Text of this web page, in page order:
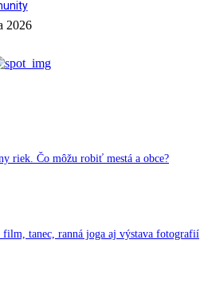
2026
riek. Čo môžu robiť mestá a obce?
tanec, ranná joga aj výstava fotografií